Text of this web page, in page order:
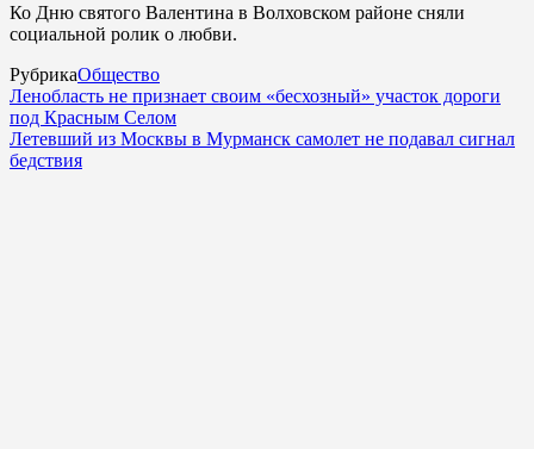
Ко Дню святого Валентина в Волховском районе сняли
социальной ролик о любви.
РубрикаОбщество
Ленобласть не признает своим «бесхозный» участок дороги
под Красным Селом
Летевший из Москвы в Мурманск самолет не подавал сигнал
бедствия